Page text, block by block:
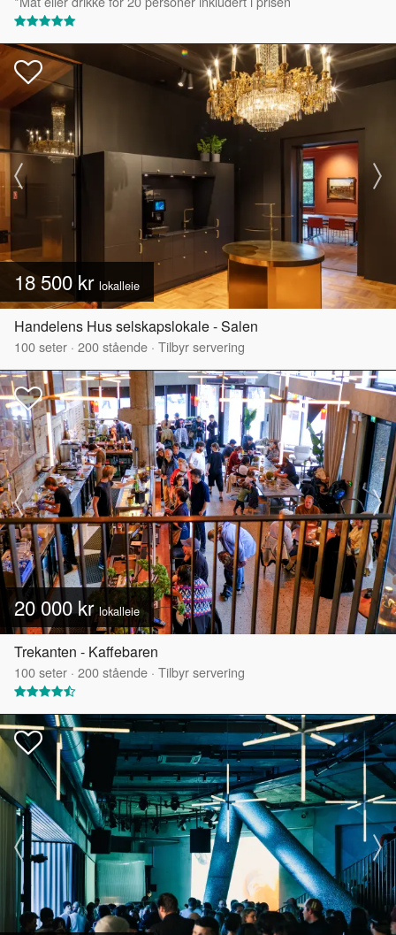
18 500 kr lokalleie
Handelens Hus selskapslokale - Salen
100seter · 200stående · Tilbyr servering
20 000 krlokalleie
Trekanten - Kaffebaren
100seter · 200stående · Tilbyr servering